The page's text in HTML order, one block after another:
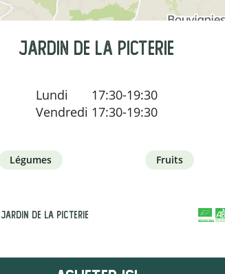
Jardin de la Picterie
Lundi
17:30-19:30
Vendredi 17:30-19:30
légumes fruits
Jardin de la Picterie